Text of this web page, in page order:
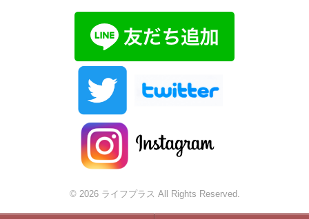
© 2026 ライフプラス All Rights Reserved.